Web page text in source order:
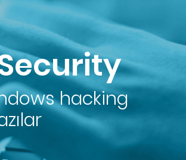
hacking